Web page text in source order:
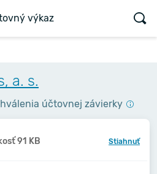
výkaz
a. s.
účtovnej závierky
91 KB Stiahnuť